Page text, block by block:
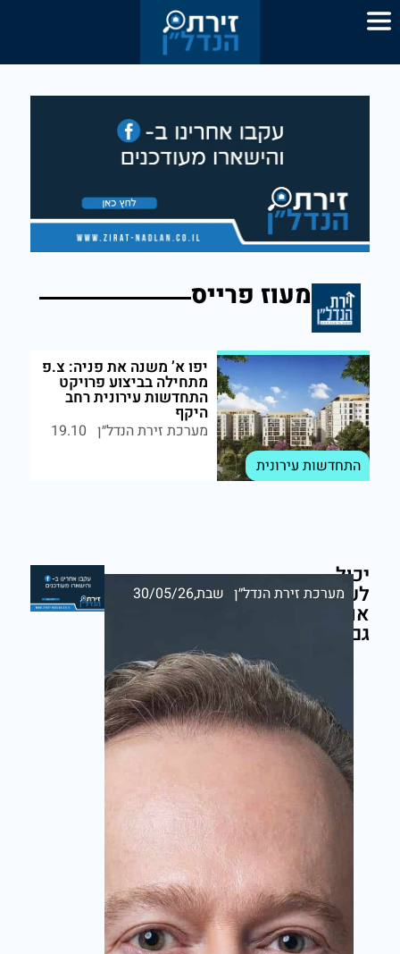
יכול
לעניין
אותך
גם
מערכת זירת הנדל״ן שבת,30/05/26
מעוז פרייס
התחדשות עירונית
יפו א’ משנה את פניה: צ.פ
מתחילה בביצוע פרויקט
התחדשות עירונית רחב
היקף
מערכת זירת הנדל״ן 19.10